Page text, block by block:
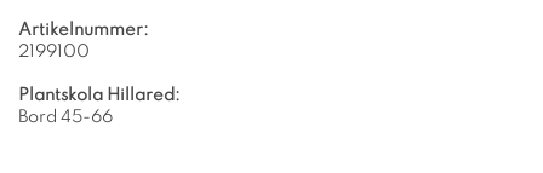
Artikelnummer:
2199100
Plantskola Hillared:
Bord 45-66